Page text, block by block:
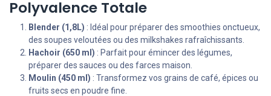
Polyvalence Totale
Blender (1,8L) : Idéal pour préparer des smoothies onctueux,
des soupes veloutées ou des milkshakes rafraîchissants.
Hachoir (650 ml) : Parfait pour émincer des légumes,
préparer des sauces ou des farces maison.
Moulin (450 ml) : Transformez vos grains de café, épices ou
fruits secs en poudre fine.